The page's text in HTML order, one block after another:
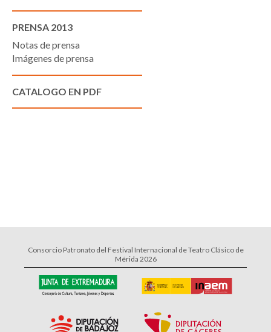
PRENSA 2013
Notas de prensa
Imágenes de prensa
CATALOGO EN PDF
Consorcio Patronato del Festival Internacional de Teatro Clásico de
Mérida 2026